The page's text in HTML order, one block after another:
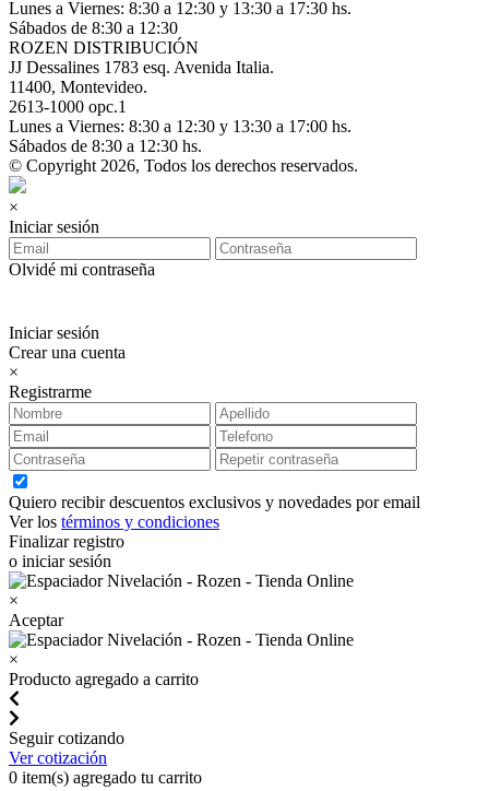
Lunes a Viernes: 8:30 a 12:30 y 13:30 a 17:30 hs.
Sábados de 8:30 a 12:30
ROZEN DISTRIBUCIÓN
JJ Dessalines 1783 esq. Avenida Italia.
11400, Montevideo.
2613-1000 opc.1
Lunes a Viernes: 8:30 a 12:30 y 13:30 a 17:00 hs.
Sábados de 8:30 a 12:30 hs.
© Copyright 2026, Todos los derechos reservados.
×
Iniciar sesión
Olvidé mi contraseña
Iniciar sesión
Crear una cuenta
×
Registrarme
Quiero recibir descuentos exclusivos y novedades por email
Ver los términos y condiciones
Finalizar registro
o iniciar sesión
×
Aceptar
×
Producto agregado a carrito
Seguir cotizando
Ver cotización
0 item(s) agregado tu carrito